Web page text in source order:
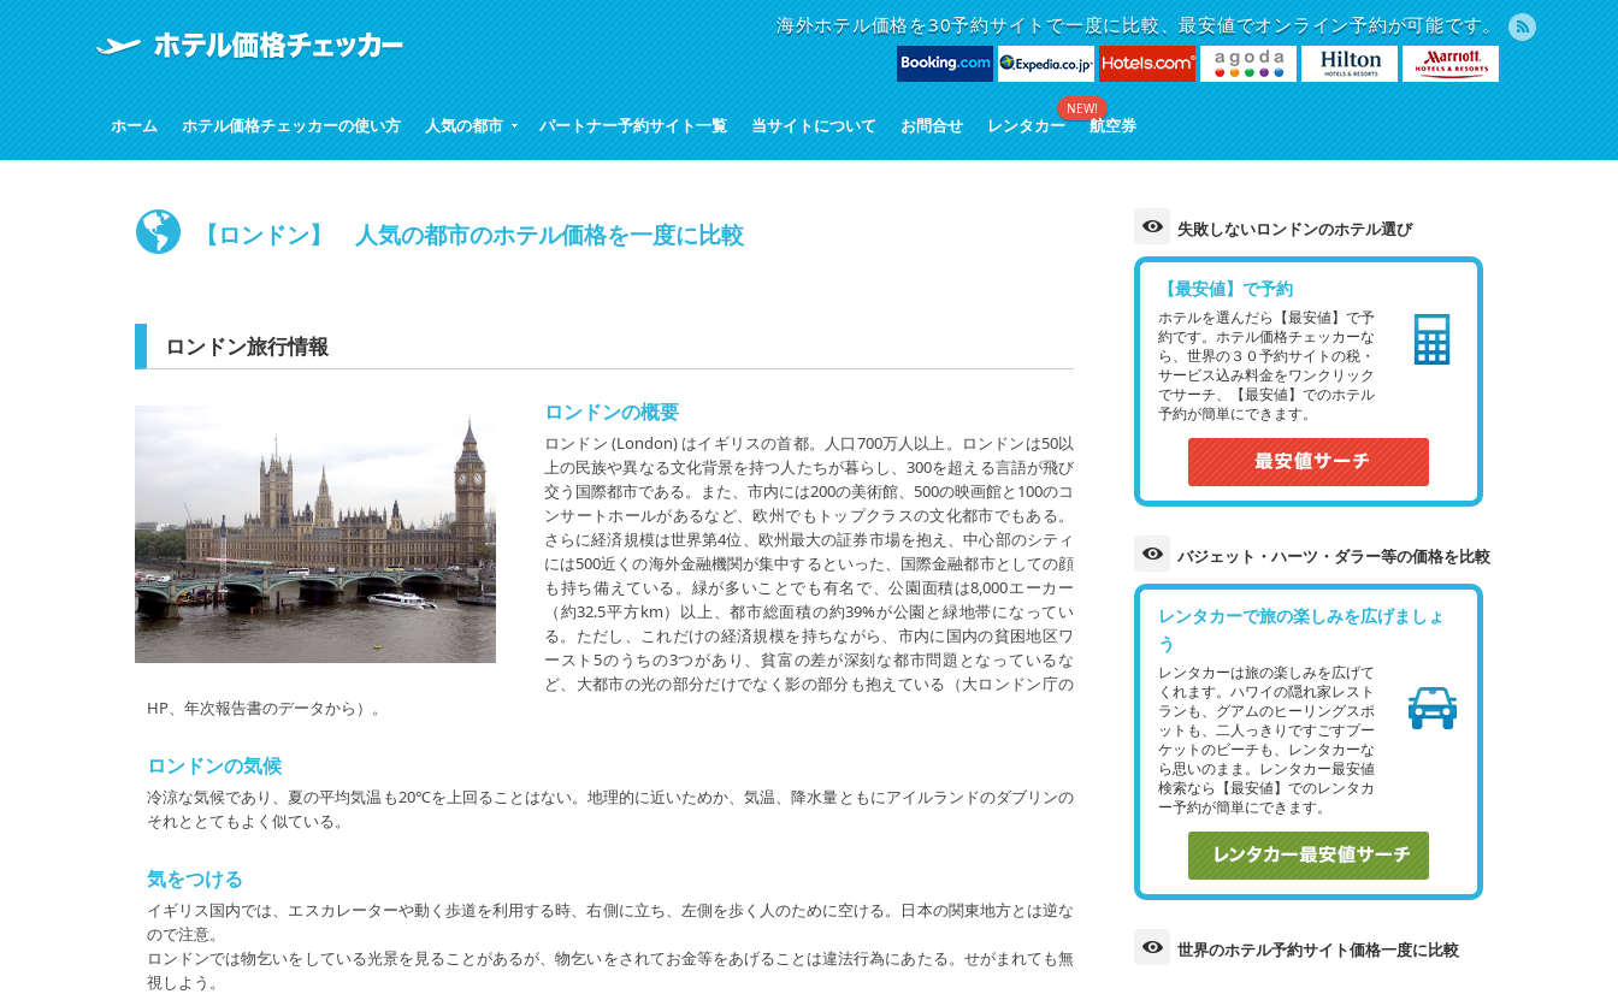
海外ホテル価格を30予約サイトで一度に比較、最安値でオンライン予約が可能です。
ホーム ホテル価格チェッカーの使い方 人気の都市 パートナー予約サイト一覧 当サイトについて お問合せ レンタカー
NEW!
航空券
【ロンドン】 人気の都市のホテル価格を一度に比較
ロンドン旅行情報
ロンドンの概要
ロンドン (London) はイギリスの首都。人口700万人以上。ロンドンは50以
上の民族や異なる文化背景を持つ人たちが暮らし、300を超える言語が飛び
交う国際都市である。また、市内には200の美術館、500の映画館と100のコ
ンサートホールがあるなど、欧州でもトップクラスの文化都市でもある。
さらに経済規模は世界第4位、欧州最大の証券市場を抱え、中心部のシティ
には500近くの海外金融機関が集中するといった、国際金融都市としての顔
も持ち備えている。緑が多いことでも有名で、公園面積は8,000エーカー
（約32.5平方km）以上、都市総面積の約39%が公園と緑地帯になってい
る。ただし、これだけの経済規模を持ちながら、市内に国内の貧困地区ワ
ースト5のうちの3つがあり、貧富の差が深刻な都市問題となっているな
ど、大都市の光の部分だけでなく影の部分も抱えている（大ロンドン庁の
HP、年次報告書のデータから）。
ロンドンの気候
冷涼な気候であり、夏の平均気温も20℃を上回ることはない。地理的に近いためか、気温、降水量ともにアイルランドのダブリンの
それととてもよく似ている。
気をつける
イギリス国内では、エスカレーターや動く歩道を利用する時、右側に立ち、左側を歩く人のために空ける。日本の関東地方とは逆な
ので注意。
ロンドンでは物乞いをしている光景を見ることがあるが、物乞いをされてお金等をあげることは違法行為にあたる。せがまれても無
視しよう。
失敗しないロンドンのホテル選び
【最安値】で予約
ホテルを選んだら【最安値】で予
約です。ホテル価格チェッカーな
ら、世界の３０予約サイトの税・
サービス込み料金をワンクリック
でサーチ、【最安値】でのホテル
予約が簡単にできます。
バジェット・ハーツ・ダラー等の価格を比較
レンタカーで旅の楽しみを広げましょ
う
レンタカーは旅の楽しみを広げて
くれます。ハワイの隠れ家レスト
ランも、グアムのヒーリングスポ
ットも、二人っきりですごすプー
ケットのビーチも、レンタカーな
ら思いのまま。レンタカー最安値
検索なら【最安値】でのレンタカ
ー予約が簡単にできます。
世界のホテル予約サイト価格一度に比較